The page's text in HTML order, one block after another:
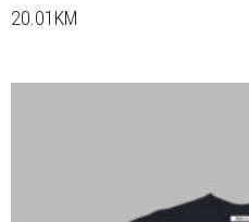
20.01KM